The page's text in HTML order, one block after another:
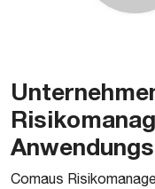
​Comaus